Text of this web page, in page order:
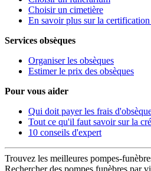
Choisir un cimetière
En savoir plus sur la
Services obsèques
Organiser les obsèques
Estimer le prix des obsèques
Pour vous aider
Qui doit payer les frais
Tout ce qu'il faut savoir sur la
10 conseils d'expert
Trouvez les meilleures pompes-
Rechercher des pompes funèbres par